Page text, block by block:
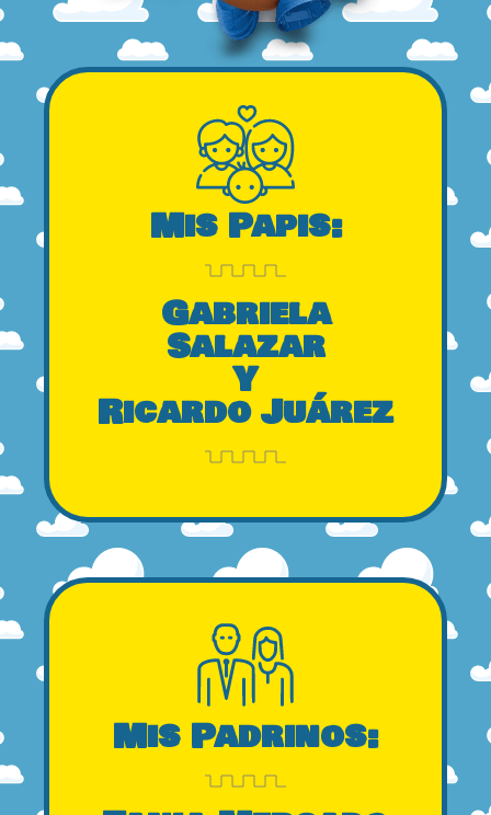
Mis Papis:
Gabriela
Salazar
Y
Ricardo Juárez
Mis Padrinos: